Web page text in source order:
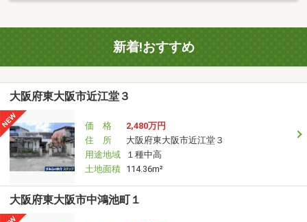
新着!おすすめ
大阪府東大阪市近江堂３
価 格
2,480万円
住 所
大阪府東大阪市近江堂３
用途地域
１種中高
土地面積 114.36m²
大阪府東大阪市中鴻池町１